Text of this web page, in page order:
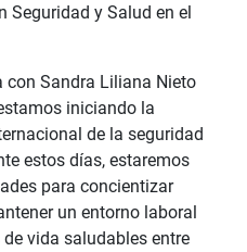
Seguridad y Salud en el
con Sandra Liliana Nieto
iniciando la
de la seguridad
estos días, estaremos
para concientizar
un entorno laboral
vida saludables entre